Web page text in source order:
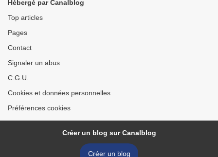
Hébergé par Canalblog
Top articles
Pages
Contact
Signaler un abus
C.G.U.
Cookies et données personnelles
Préférences cookies
Créer un blog sur Canalblog
Créer un blog